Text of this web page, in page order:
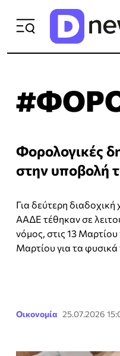
Φορολογικές
στην υποβολή
Για δεύτερη διαδοχική
ΑΑΔΕ τέθηκαν σε
νόμος, στις 13
Μαρτίου για τα
Οικονομία 25.07.2026